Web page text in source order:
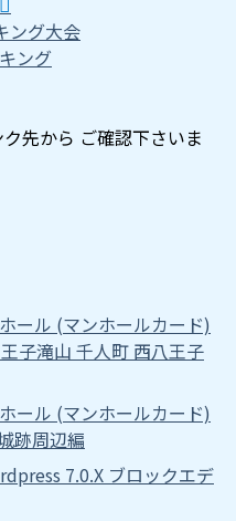
ング大会
ング
先から ご確認下さいま
ール (マンホールカード)
子滝山 千人町 西八王子
ール (マンホールカード)
跡周辺編
7.0.X ブロックエデ